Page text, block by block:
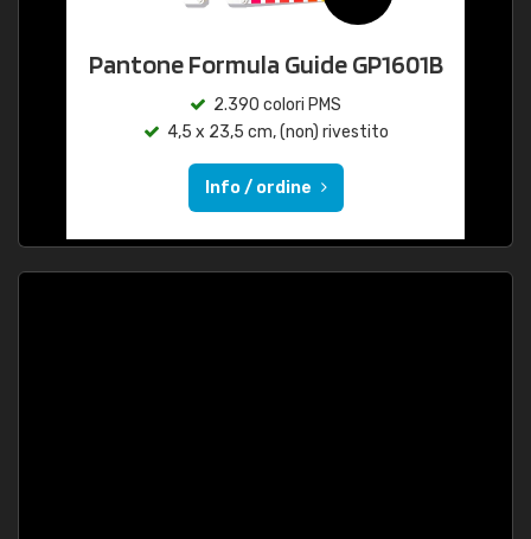
Pantone Formula Guide GP1601B
2.390 colori PMS
4,5 x 23,5 cm, (non) rivestito
Info / ordine